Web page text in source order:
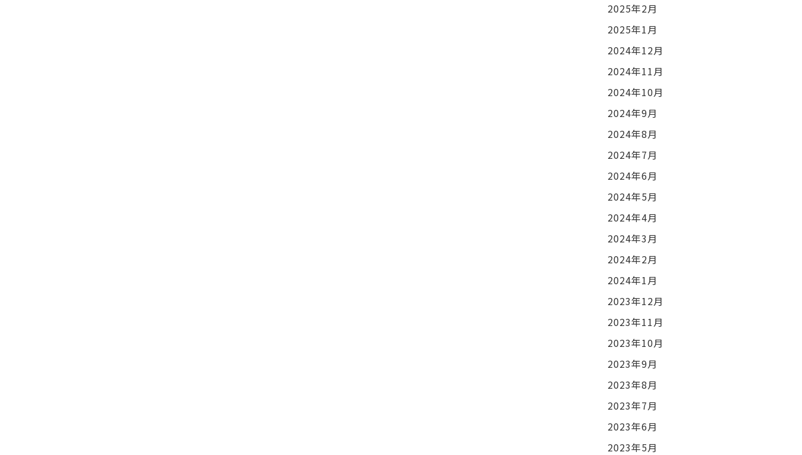
2025年2月
2025年1月
2024年12月
2024年11月
2024年10月
2024年9月
2024年8月
2024年7月
2024年6月
2024年5月
2024年4月
2024年3月
2024年2月
2024年1月
2023年12月
2023年11月
2023年10月
2023年9月
2023年8月
2023年7月
2023年6月
2023年5月